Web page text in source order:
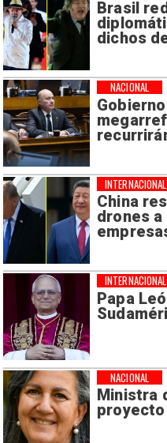
Brasil
dichos
NACIONAL
China
drones a
INTERNACIONAL
Papa
INTERNACIONAL
Ministra
proyecto
NACIONAL